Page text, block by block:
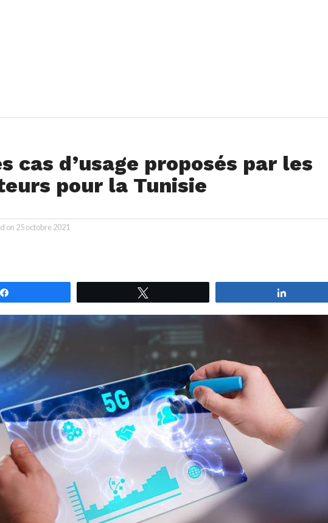
cas d’usage proposés par les
pour la Tunisie
on 25 octobre 2021